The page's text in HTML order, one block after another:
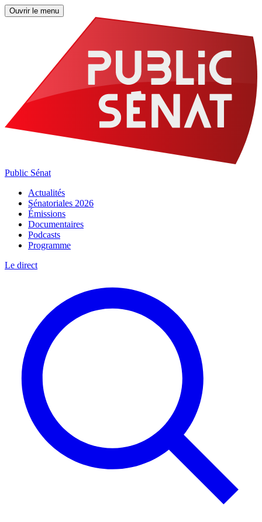
Ouvrir le menu
Public Sénat
Actualités
Sénatoriales 2026
Émissions
Documentaires
Podcasts
Programme
Le direct